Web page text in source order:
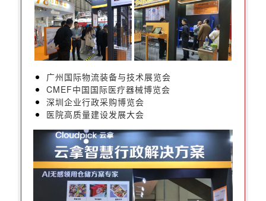
广州国际物流装备与技术展览会
CMEF中国国际医疗器械博览会
深圳企业行政采购博览会
医院高质量建设发展大会